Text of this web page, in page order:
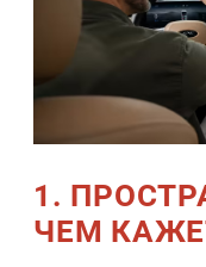
1.
ЧЕМ